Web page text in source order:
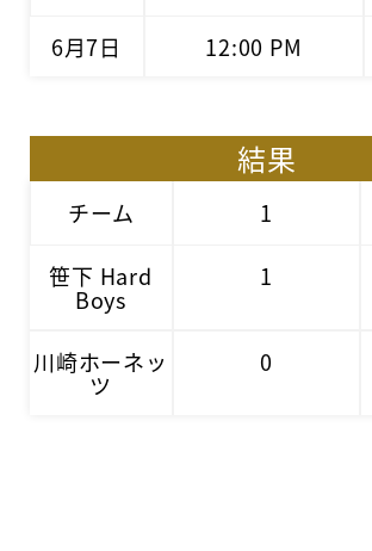
6月7日 12:00 PM
結果
チーム 1
笹下 Hard
Boys
1
川崎ホーネッ
ツ
0